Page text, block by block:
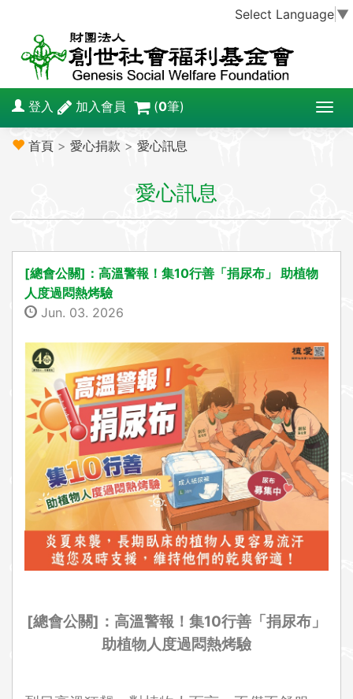
Select Language ▼
T
o
a
t
登入 加入會員 (0筆)
首頁 > 愛心捐款 > 愛心訊息
愛心訊息
[總會公關]：高溫警報！集10行善「捐尿布」 助植物
人度過悶熱烤驗
Jun. 03. 2026
[總會公關]：高溫警報！集10行善「捐尿布」
助植物人度過悶熱烤驗